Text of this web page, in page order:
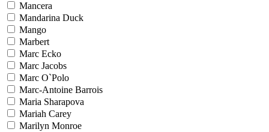
Mancera
Mandarina Duck
Mango
Marbert
Marc Ecko
Marc Jacobs
Marc O`Polo
Marc-Antoine Barrois
Maria Sharapova
Mariah Carey
Marilyn Monroe